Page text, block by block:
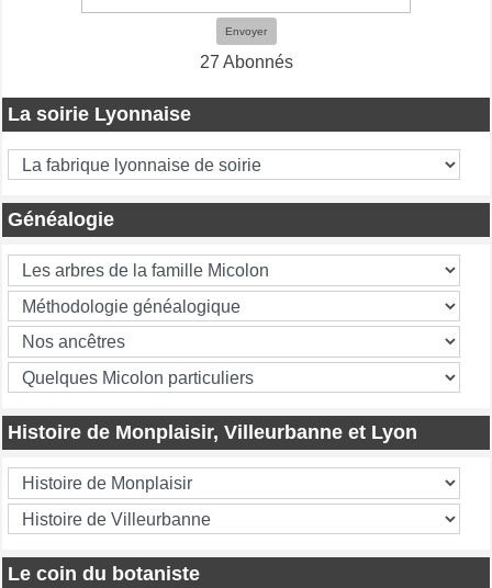
Envoyer
27 Abonnés
La soirie Lyonnaise
Généalogie
Histoire de Monplaisir, Villeurbanne et Lyon
Le coin du botaniste